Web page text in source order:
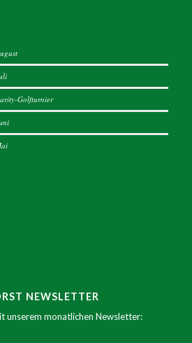
Golfturnier
NEWSLETTER
unserem monatlichen Newsletter: